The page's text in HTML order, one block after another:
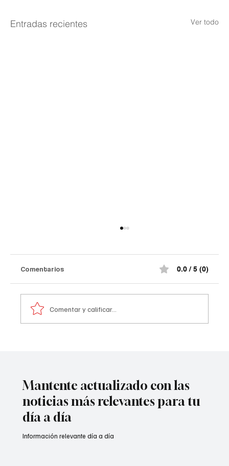
Entradas recientes Ver todo
Comentarios 0.0 / 5 (0)
Comentar y calificar...
Mantente actualizado con las
noticias más relevantes para tu
día a día
Información relevante día a día